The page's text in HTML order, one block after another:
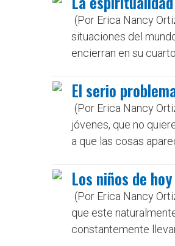
(Por Erica Nancy
situaciones del
encierran en su
El serio
(Por Erica Nancy
jóvenes, que no
a que las cosas
Los niños de
(Por Erica Nancy
que este
constantemente